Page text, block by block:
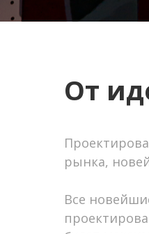
От
рынка,
Все